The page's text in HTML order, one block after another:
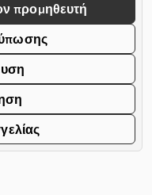
προμηθευτή